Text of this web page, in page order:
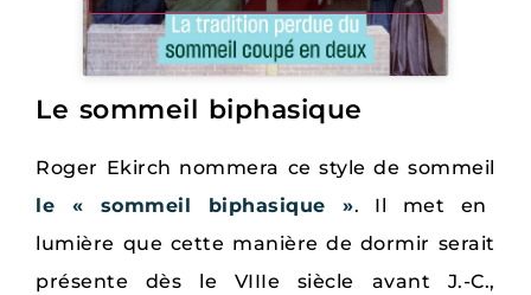
Le sommeil biphasique
Roger Ekirch nommera ce style de sommeil
le « sommeil biphasique ». Il met en
lumière que cette manière de dormir serait
présente dès le VIIIe siècle avant J.-C.,